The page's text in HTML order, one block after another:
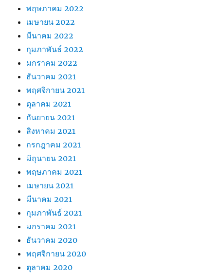
พฤษภาคม 2022
เมษายน 2022
มีนาคม 2022
กุมภาพันธ์ 2022
มกราคม 2022
ธันวาคม 2021
พฤศจิกายน 2021
ตุลาคม 2021
กันยายน 2021
สิงหาคม 2021
กรกฎาคม 2021
มิถุนายน 2021
พฤษภาคม 2021
เมษายน 2021
มีนาคม 2021
กุมภาพันธ์ 2021
มกราคม 2021
ธันวาคม 2020
พฤศจิกายน 2020
ตุลาคม 2020